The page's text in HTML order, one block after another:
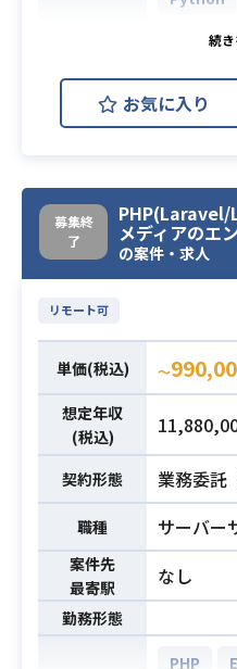
チーム
せ、チー
したい、
方ですと
思ってお
【具体的
・Webア
ームの技
・プロダ
・会社全
献
必須スキル
・バック
上
・Ruby
・SPAの
・DB関連
施
てのスキ
の業務経
・RDS
・ECS
・
・S3
・
・
アプリケ
が可能で
・Go
開発環境
AWS ECS
AWS
AWS
業務内容
・大手通
局発信規
いただき
・アジャ
す。
・バック
ロントも
必須スキル
・
ール以外
・AWS
ild、
VPC(SG
ELB、
3、ECR
M、
・
お気に入り
募集終
了
PHP(Laravel/
メディアのエ
の案件・求人
リモート可
単価(税込) 〜
想定年収
(税込)
契約形態 業務委託
職種 サーバー
案件先
最寄駅
なし
勤務形態
PHP